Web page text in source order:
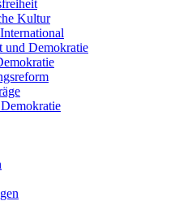
Kultur
und Demokratie